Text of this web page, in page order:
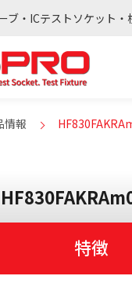
ブ・ICテストソケット
情報
特徴